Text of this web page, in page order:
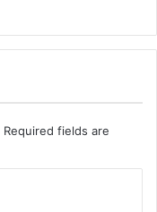
Required fields are